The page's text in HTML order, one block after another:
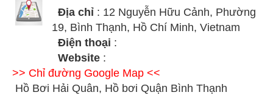
Địa chỉ : 12 Nguyễn Hữu Cảnh, Phường
19, Bình Thạnh, Hồ Chí Minh, Vietnam
Điện thoại :
Website :
>> Chỉ đường Google Map <<
Hồ Bơi Hải Quân, Hồ bơi Quận Bình Thạnh